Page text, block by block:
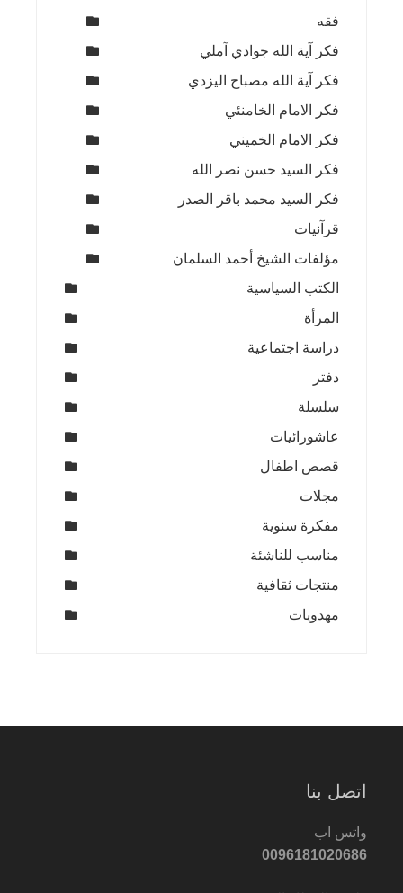
فقه
فكر آية الله جوادي آملي
فكر آية الله مصباح اليزدي
فكر الامام الخامنئي
فكر الامام الخميني
فكر السيد حسن نصر الله
فكر السيد محمد باقر الصدر
قرآنيات
مؤلفات الشيخ أحمد السلمان
الكتب السياسية
المرأة
دراسة اجتماعية
دفتر
سلسلة
عاشورائيات
قصص اطفال
مجلات
مفكرة سنوية
مناسب للناشئة
منتجات ثقافية
مهدويات
اتصل بنا
واتس اب
0096181020686